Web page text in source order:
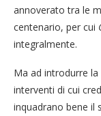
annoverato tra le
centenario, per cui
integralmente.
Ma ad introdurre
interventi di cui
inquadrano bene il